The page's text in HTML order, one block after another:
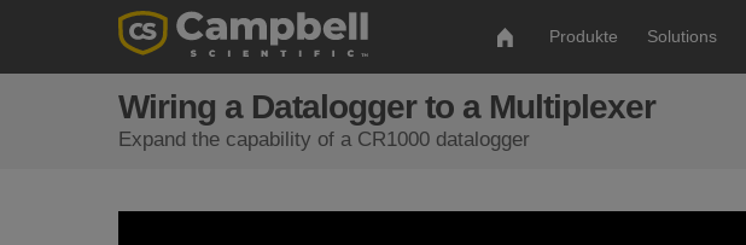
Produkte Solutions
Wiring a Datalogger to a Multiplexer
Expand the capability of a CR1000 datalogger